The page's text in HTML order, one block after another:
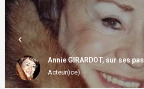
Annie GIRARDOT, sur ses pas
Acteur(ice)